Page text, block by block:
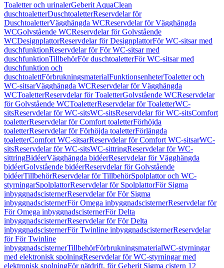
Toaletter och urinalerGeberit AquaClean
duschtoaletterDuschtoaletterReservdelar för
DuschtoaletterVägghängda WCReservdelar för Vägghängda
WCGolvstående WCReservdelar för Golvstående
WCDesignplattorReservdelar för DesignplattorFör WC-sitsar med
duschfunktionReservdelar för För WC-sitsar med
duschfunktionTillbehörFör duschtoaletterFör WC-sitsar med
duschfunktion och
duschtoalettFörbrukningsmaterialFunktionsenheterToaletter och
WC-sitsarVägghängda WCReservdelar för Vägghängda
WCToaletterReservdelar för ToaletterGolvstående WCReservdelar
för Golvstående WCToaletterReservdelar för ToaletterWC-
sitsReservdelar för WC-sitsWC-sitsReservdelar för WC-sitsComfort
toaletterReservdelar för Comfort toaletterFörhöjda
toaletterReservdelar för Förhöjda toaletterFörlängda
toaletterComfort WC-sitsarReservdelar för Comfort WC-sitsarWC-
sitsReservdelar för WC-sitsWC-sittringReservdelar för WC-
sittringBidéerVägghängda bidéerReservdelar för Vägghängda
bidéerGolvstående bidéerReservdelar för Golvstående
bidéerTillbehörReservdelar för TillbehörSpolplattor och WC-
styrningarSpolplattorReservdelar för SpolplattorFör Sigma
inbyggnadscisternerReservdelar för För Sigma
inbyggnadscisternerFör Omega inbyggnadscisternerReservdelar för
För Omega inbyggnadscisternerFör Delta
inbyggnadscisternerReservdelar för För Delta
inbyggnadscisternerFör Twinline inbyggnadscisternerReservdelar
för För Twinline
inbyggnadscisternerTillbehörFörbrukningsmaterialWC-styrningar
med elektronisk spolningReservdelar för WC-styrningar med
elektronisk spolningFör nätdrift, för Geberit Sigma cistern 12